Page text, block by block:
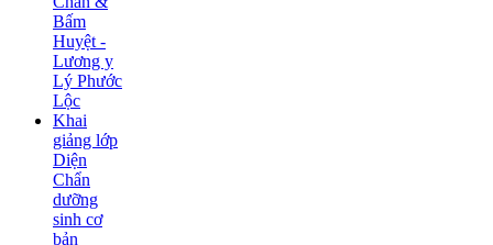
Bấm
Huyệt -
Lương y
Lý Phước
Lộc
Khai
giảng lớp
Diện
Chẩn
dưỡng
sinh cơ
bản